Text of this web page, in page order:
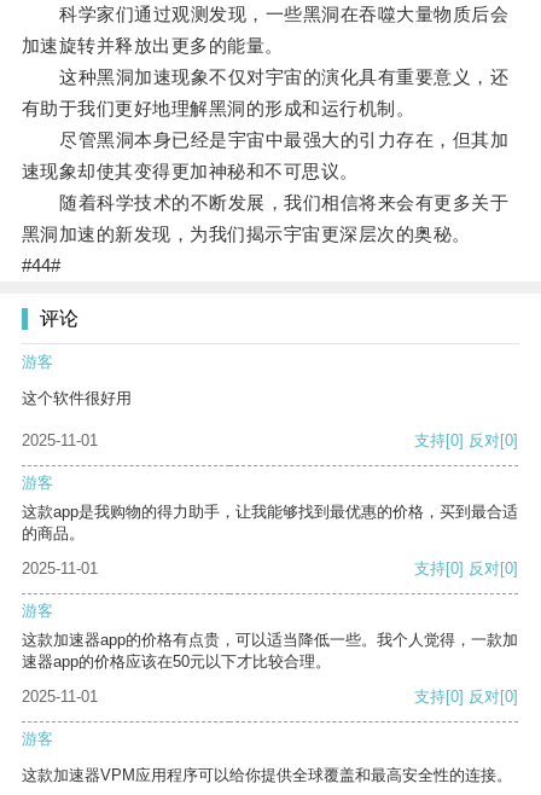
科学家们通过观测发现，一些黑洞在吞噬大量物质后会
加速旋转并释放出更多的能量。
这种黑洞加速现象不仅对宇宙的演化具有重要意义，还
有助于我们更好地理解黑洞的形成和运行机制。
尽管黑洞本身已经是宇宙中最强大的引力存在，但其加
速现象却使其变得更加神秘和不可思议。
随着科学技术的不断发展，我们相信将来会有更多关于
黑洞加速的新发现，为我们揭示宇宙更深层次的奥秘。
#44#
评论
游客
这个软件很好用
2025-11-01 支持[0] 反对[0]
游客
这款app是我购物的得力助手，让我能够找到最优惠的价格，买到最合适
的商品。
2025-11-01
支持[0] 反对[0]
游客
这款加速器app的价格有点贵，可以适当降低一些。我个人觉得，一款加
速器app的价格应该在50元以下才比较合理。
2025-11-01
支持[0] 反对[0]
游客
这款加速器VPM应用程序可以给你提供全球覆盖和最高安全性的连接。